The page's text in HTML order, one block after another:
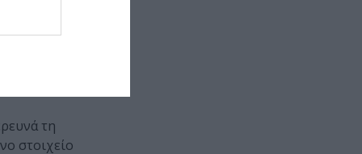
τη
στοιχείο